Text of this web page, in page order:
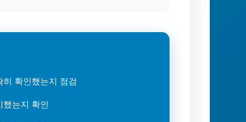
확인했는지 점검
는지 확인